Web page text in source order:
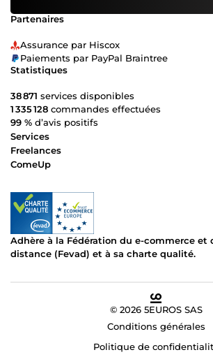
Partenaires
Assurance par Hiscox
Paiements par PayPal Braintree
Statistiques
38 871 services disponibles
1 335 128 commandes effectuées
99 % d’avis positifs
Services
Freelances
ComeUp
Adhère à la Fédération du e-commerce et
distance (Fevad) et à sa charte qualité.
© 2026 5EUROS SAS
Conditions générales
Politique de